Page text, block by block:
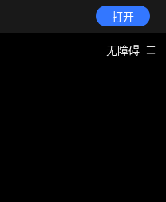
打开
无障碍